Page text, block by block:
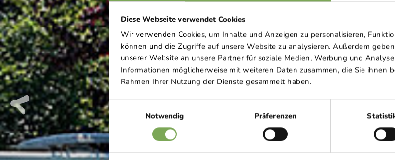
Diese Webseite verwendet Cookies
Wir verwenden Cookies, um Inhalte und Anzeigen zu personalisieren,
können und die Zugriffe auf unsere Website zu analysieren. Außerdem
unserer Website an unsere Partner für soziale Medien, Werbung und
Informationen möglicherweise mit weiteren Daten zusammen, die Sie ihnen
Rahmen Ihrer Nutzung der Dienste gesammelt haben.
Einwilligungsauswahl
Notwendig
Präferenzen
YOUR THOUSAND-STAR HOLIDAY – THE JURITZ
Find out more